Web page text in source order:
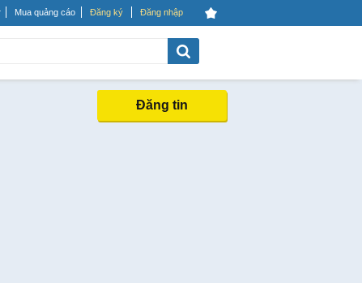
Mua quảng cáo Đăng ký Đăng nhập
Đăng tin